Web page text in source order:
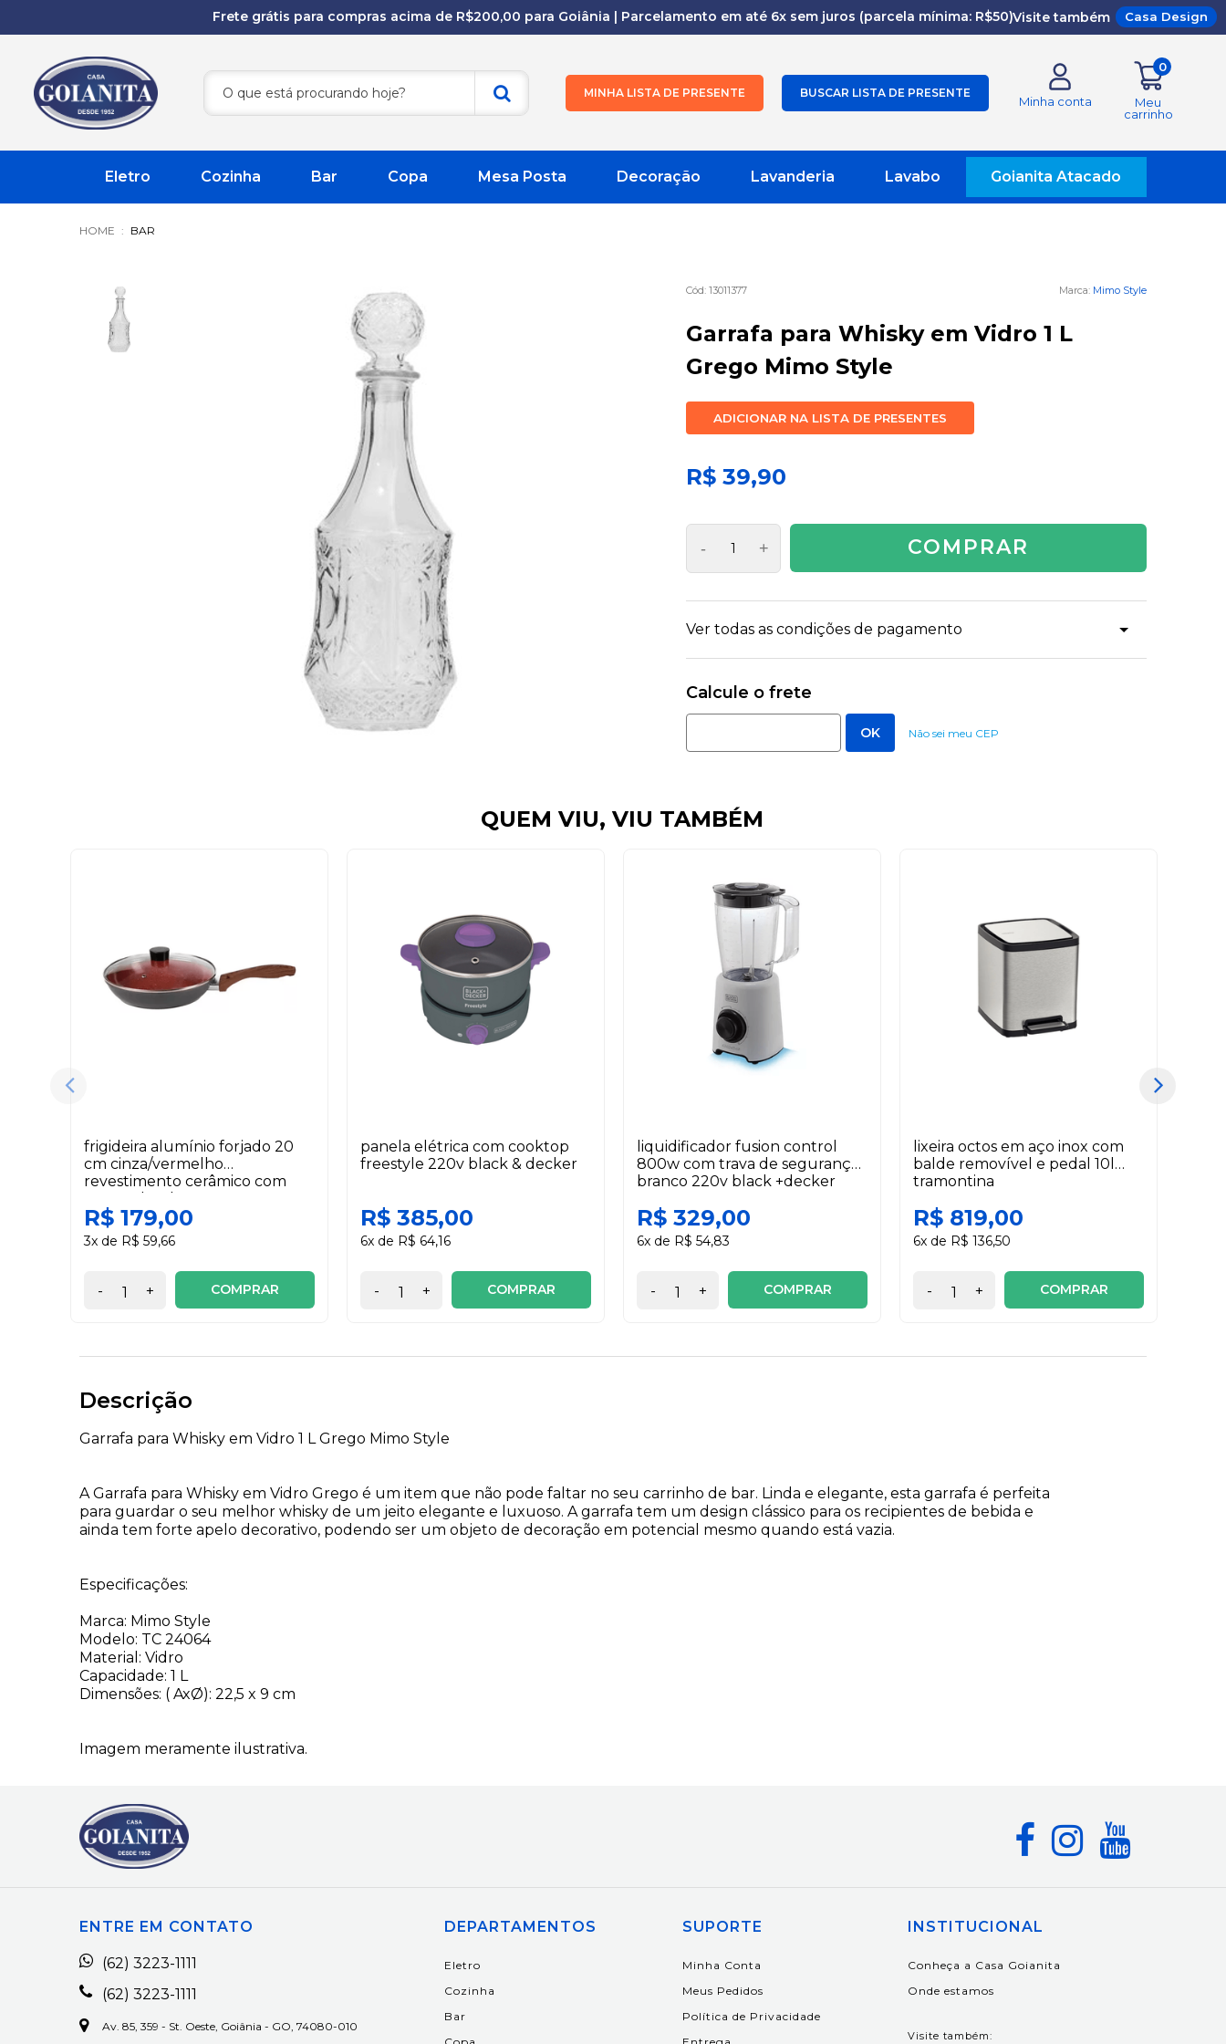
Frete grátis para compras acima de R$200,00 para Goiânia | Parcelamento em até 6x sem juros (parcela mínima: R$50)Visite também Casa Design
MINHA LISTA DE PRESENTE BUSCAR LISTA DE PRESENTE
Minha conta
0
Meu
carrinho
Eletro Cozinha Bar Copa Mesa Posta Decoração Lavanderia Lavabo Goianita Atacado
BAR
13011377 Mimo Style
Garrafa para Whisky em Vidro 1 L
Grego Mimo Style
ADICIONAR NA LISTA DE PRESENTES
R$ 39,90
- + COMPRAR
Ver todas as condições de pagamento
Não sei meu CEP
QUEM VIU, VIU TAMBÉM
frigideira alumínio forjado 20
cm cinza/vermelho
revestimento cerâmico com
tampa duralar
R$ 179,00
3x de R$ 59,66
- + COMPRAR
panela elétrica com cooktop
freestyle 220v black & decker
R$ 385,00
6x de R$ 64,16
- + COMPRAR
liquidificador fusion control
800w com trava de segurança
branco 220v black +decker
R$ 329,00
6x de R$ 54,83
- + COMPRAR
lixeira octos em aço inox com
balde removível e pedal 10l
tramontina
R$ 819,00
6x de R$ 136,50
- + COMPRAR
Descrição
Garrafa para Whisky em Vidro 1 L Grego Mimo Style
A Garrafa para Whisky em Vidro Grego é um item que não pode faltar no seu carrinho de bar. Linda e elegante, esta garrafa é perfeita
para guardar o seu melhor whisky de um jeito elegante e luxuoso. A garrafa tem um design clássico para os recipientes de bebida e
ainda tem forte apelo decorativo, podendo ser um objeto de decoração em potencial mesmo quando está vazia.
Especificações:
Marca: Mimo Style
Modelo: TC 24064
Material: Vidro
Capacidade: 1 L
Dimensões: ( AxØ): 22,5 x 9 cm
Imagem meramente ilustrativa.
ENTRE EM CONTATO
(62) 3223-1111
(62) 3223-1111
Av. 85, 359 - St. Oeste, Goiânia - GO, 74080-010
DEPARTAMENTOS
Eletro
Cozinha
Bar
SUPORTE
Minha Conta
Meus Pedidos
Política de Privacidade
INSTITUCIONAL
Conheça a Casa Goianita
Onde estamos
Visite também: